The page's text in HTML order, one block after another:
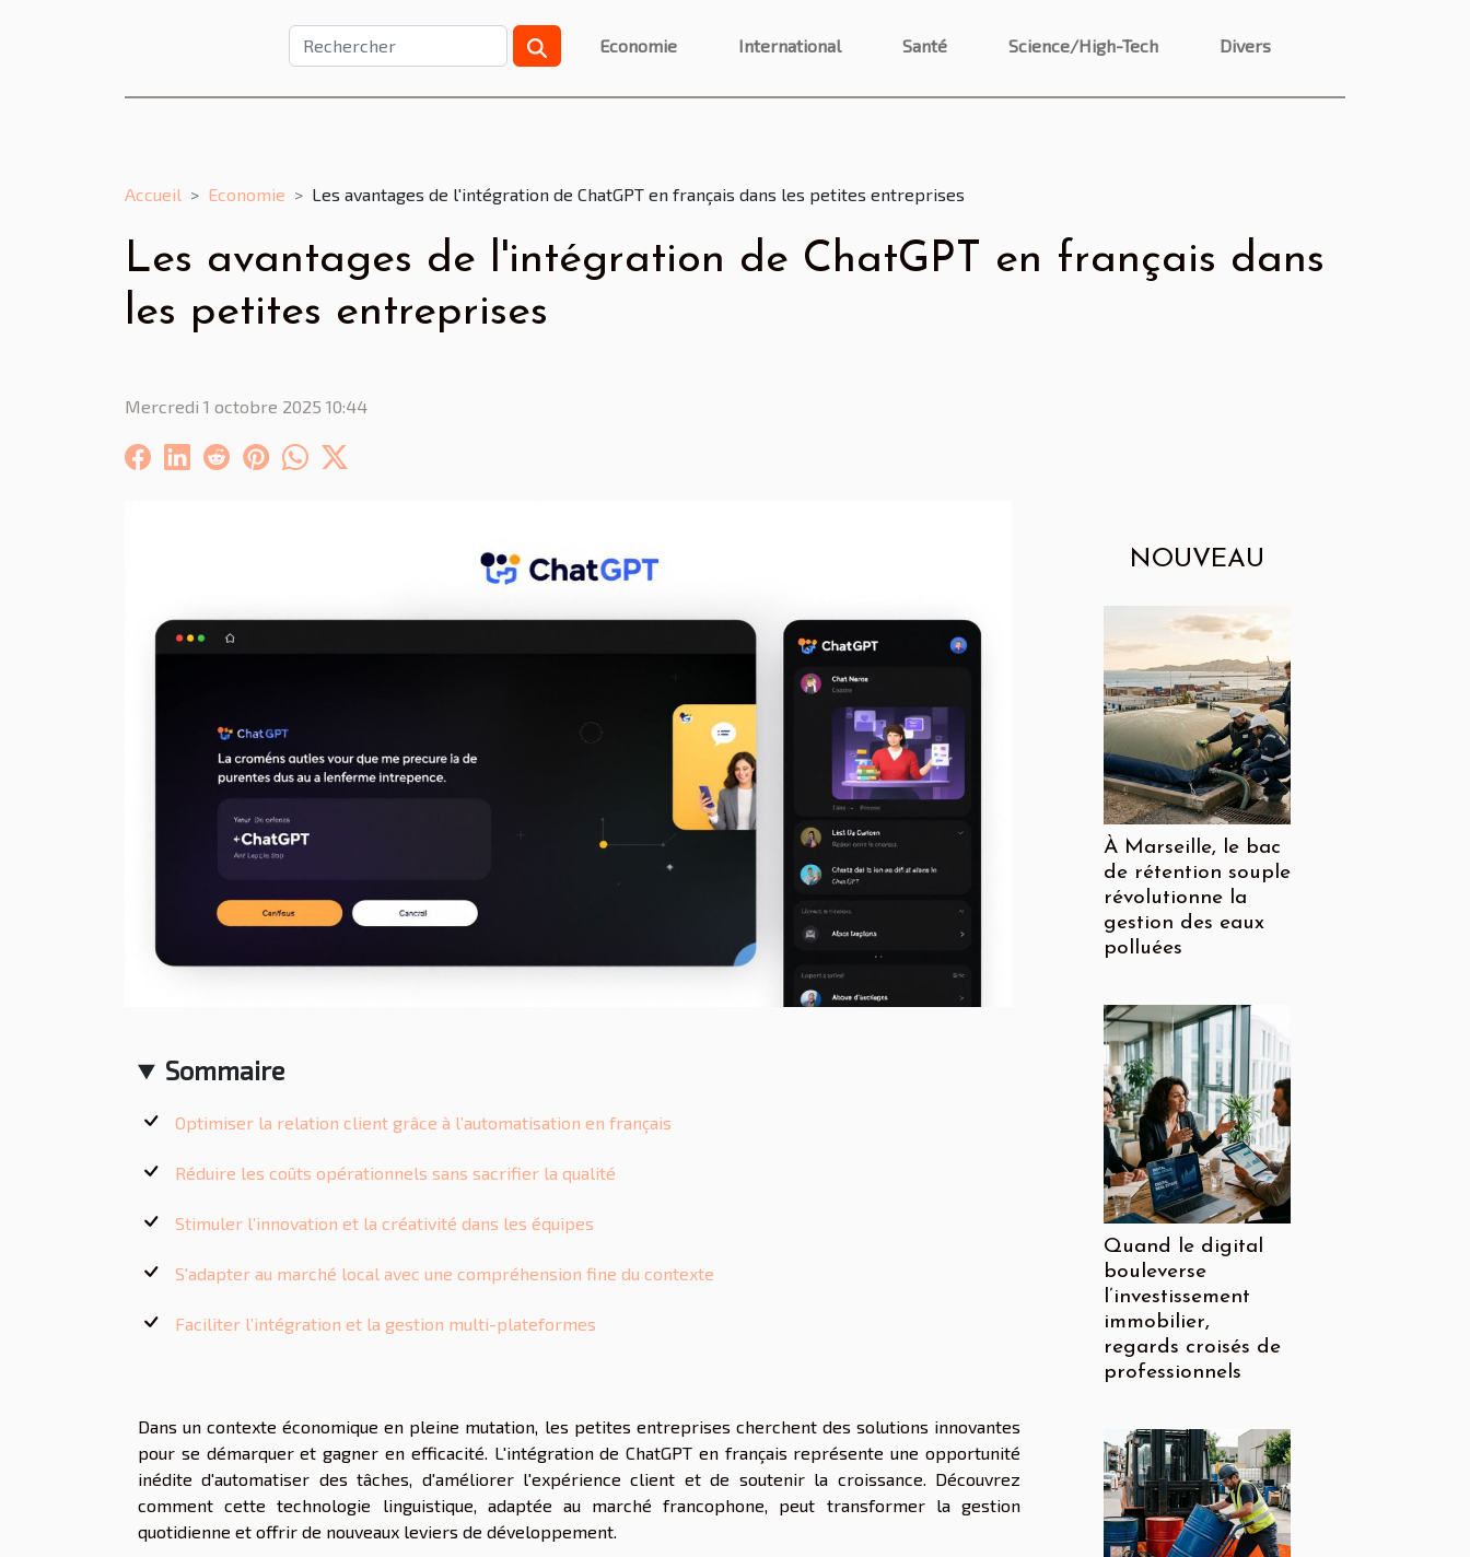
Economie International Santé Science/High-Tech Divers
Accueil Economie Les avantages de l'intégration de ChatGPT en français dans les petites entreprises
Les avantages de l'intégration de ChatGPT en français dans
les petites entreprises
Mercredi 1 octobre 2025 10:44
Sommaire
Optimiser la relation client grâce à l’automatisation en français
Réduire les coûts opérationnels sans sacrifier la qualité
Stimuler l’innovation et la créativité dans les équipes
S'adapter au marché local avec une compréhension fine du contexte
Faciliter l’intégration et la gestion multi-plateformes
Dans un contexte économique en pleine mutation, les petites entreprises cherchent des solutions innovantes
pour se démarquer et gagner en efficacité. L'intégration de ChatGPT en français représente une opportunité
inédite d'automatiser des tâches, d'améliorer l'expérience client et de soutenir la croissance. Découvrez
comment cette technologie linguistique, adaptée au marché francophone, peut transformer la gestion
quotidienne et offrir de nouveaux leviers de développement.
NOUVEAU
À Marseille, le bac
de rétention souple
révolutionne la
gestion des eaux
polluées
Quand le digital
bouleverse
l’investissement
immobilier,
regards croisés de
professionnels